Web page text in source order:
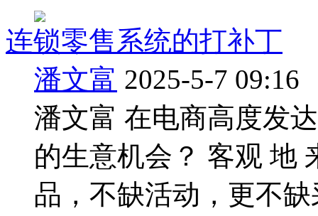
连锁零售系统的打补丁
潘文富 2025-5-7 09:16
潘文富 在电商高度发
的生意机会？ 客观 地
品，不缺活动，更不